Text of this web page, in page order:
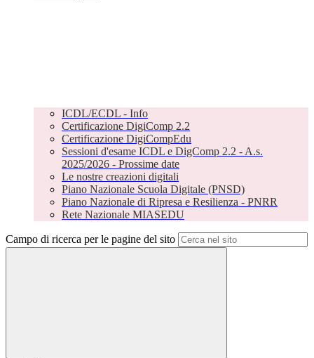
ICDL/ECDL - Info
Certificazione DigiComp 2.2
Certificazione DigiCompEdu
Sessioni d'esame ICDL e DigComp 2.2 - A.s.
2025/2026 - Prossime date
Le nostre creazioni digitali
Piano Nazionale Scuola Digitale (PNSD)
Piano Nazionale di Ripresa e Resilienza - PNRR
Rete Nazionale MIASEDU
Campo di ricerca per le pagine del sito